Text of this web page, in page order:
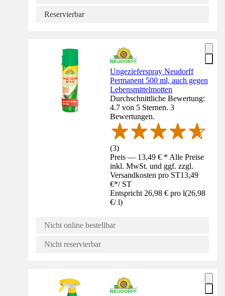
Reservierbar
Ungezieferspray Neudorff
Permanent 500 ml, auch gegen
Lebensmittelmotten
Durchschnittliche Bewertung:
4.7 von 5 Sternen. 3
Bewertungen.
(3)
Preis — 13,49 € * Alle Preise
inkl. MwSt. und ggf. zzgl.
Versandkosten pro ST13,49
€*/ ST
Entspricht 26,98 € pro l(26,98
€/ l)
Nicht online bestellbar
Nicht reservierbar